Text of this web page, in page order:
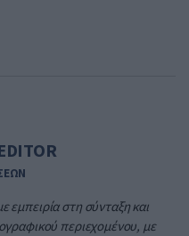
εμπειρία στη σύνταξη και
περιεχομένου, με